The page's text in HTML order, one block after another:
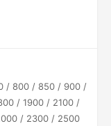
/ 800 / 850 / 900 /
/ 1900 / 2100 /
/ 2300 / 2500